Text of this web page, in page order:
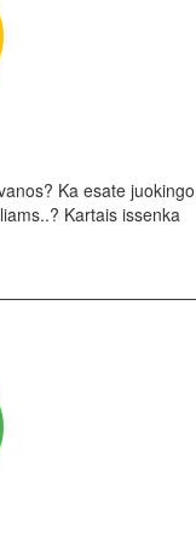
Ka esate
Kartais issenka